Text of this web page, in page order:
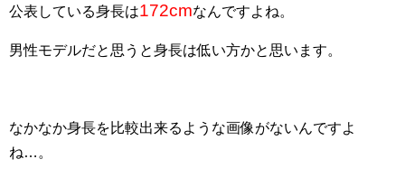
公表している身長は172cmなんですよね。
男性モデルだと思うと身長は低い方かと思います。
なかなか身長を比較出来るような画像がないんですよ
ね…。